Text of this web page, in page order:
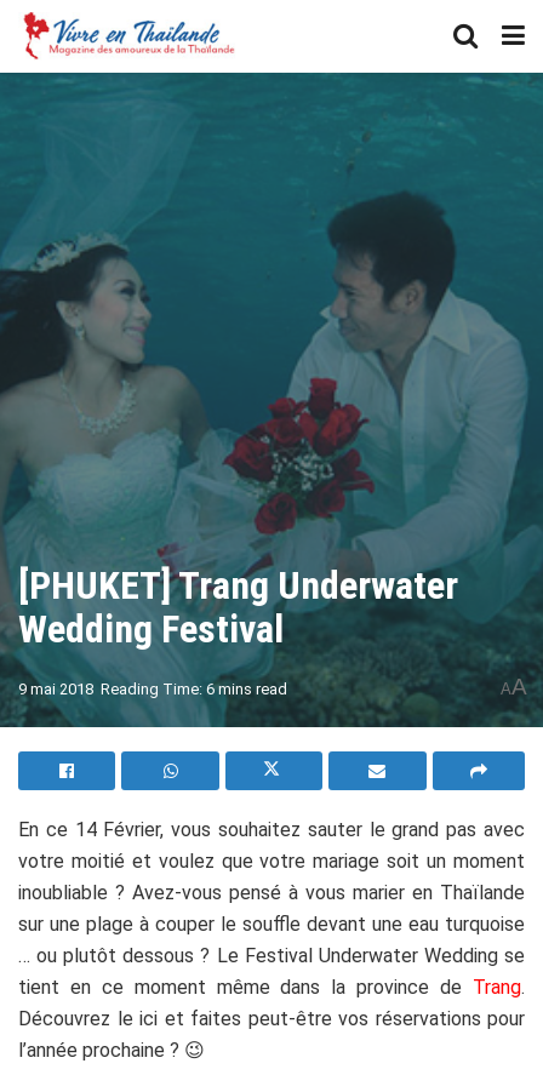
[PHUKET] Trang Underwater
Wedding Festival
9 mai 2018 Reading Time: 6 mins read AA
En ce 14 Février, vous souhaitez sauter le grand pas avec
votre moitié et voulez que votre mariage soit un moment
inoubliable ? Avez-vous pensé à vous marier en Thaïlande
sur une plage à couper le souffle devant une eau turquoise
… ou plutôt dessous ? Le Festival Underwater Wedding se
tient en ce moment même dans la province de Trang.
Découvrez le ici et faites peut-être vos réservations pour
l’année prochaine ? 😉